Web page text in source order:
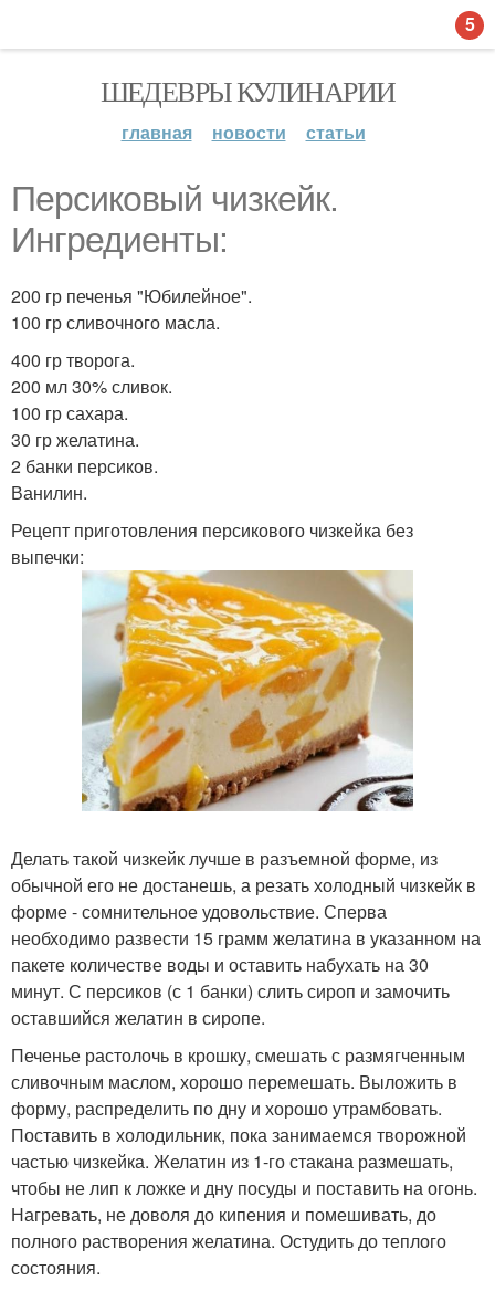
ШЕДЕВРЫ КУЛИНАРИИ
главная новости статьи
Персиковый чизкейк.
Ингредиенты:
200 гр печенья "Юбилейное".
100 гр сливочного масла.
400 гр творога.
200 мл 30% сливок.
100 гр сахара.
30 гр желатина.
2 банки персиков.
Ванилин.
Рецепт приготовления персикового чизкейка без
выпечки:
Делать такой чизкейк лучше в разъемной форме, из
обычной его не достанешь, а резать холодный чизкейк в
форме - сомнительное удовольствие. Сперва
необходимо развести 15 грамм желатина в указанном на
пакете количестве воды и оставить набухать на 30
минут. С персиков (с 1 банки) слить сироп и замочить
оставшийся желатин в сиропе.
Печенье растолочь в крошку, смешать с размягченным
сливочным маслом, хорошо перемешать. Выложить в
форму, распределить по дну и хорошо утрамбовать.
Поставить в холодильник, пока занимаемся творожной
частью чизкейка. Желатин из 1-го стакана размешать,
чтобы не лип к ложке и дну посуды и поставить на огонь.
Нагревать, не доволя до кипения и помешивать, до
полного растворения желатина. Остудить до теплого
состояния.
5